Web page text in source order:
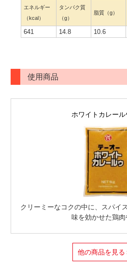
エネルギー
（kcal）
タンパク質
（g）
脂質（g）
641 14.8 10.6
使用商品
ホワイトカレール
クリーミーなコクの中に、スパイ
味を効かせた鶏肉
他の商品を見る